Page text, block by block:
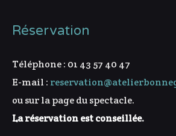
Réservation
Téléphone : 01 43 57 40 47
E-mail :
ou sur la page du spectacle.
La réservation est conseillée.